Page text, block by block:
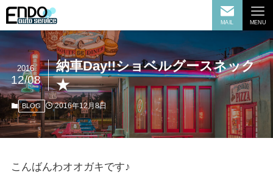
MAIL MENU
納車Day!!ショベルグースネック
★
2016
12/08
BLOG 2016年12月8日
こんばんわオオガキです♪